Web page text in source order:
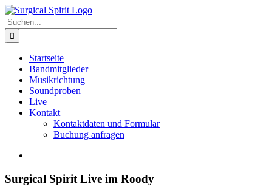
Zum
Inhalt
springen
Suche
nach:
Startseite
Bandmitglieder
Musikrichtung
Soundproben
Live
Kontakt
Kontaktdaten und Formular
Buchung anfragen
Bild
Surgical Spirit Live im Roody